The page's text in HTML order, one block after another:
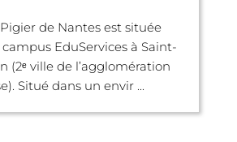
Pigier de Nantes est située
EduServices à Saint-
(2ᵉ ville de l’agglomération
Situé dans un envir ...